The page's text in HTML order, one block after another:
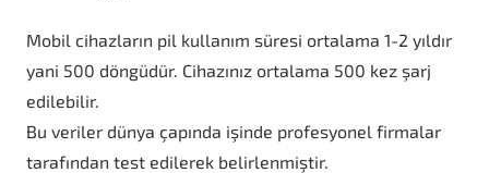
Mobil cihazların pil kullanım süresi ortalama 1-2 yıldır
yani 500 döngüdür. Cihazınız ortalama 500 kez şarj
edilebilir.
Bu veriler dünya çapında işinde profesyonel firmalar
tarafından test edilerek belirlenmiştir.